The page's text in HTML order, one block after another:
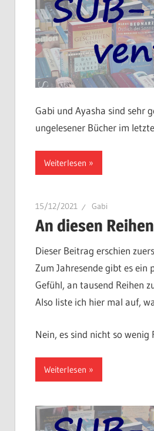
Gabi und Ayasha sind sehr
ungelesener Bücher im
Weiterlesen
15/12/2021 Gabi
An diesen
Dieser Beitrag erschien
Zum Jahresende gibt es ein
Gefühl, an tausend Reihen
Also liste ich hier mal auf,
Nein, es sind nicht so
Weiterlesen